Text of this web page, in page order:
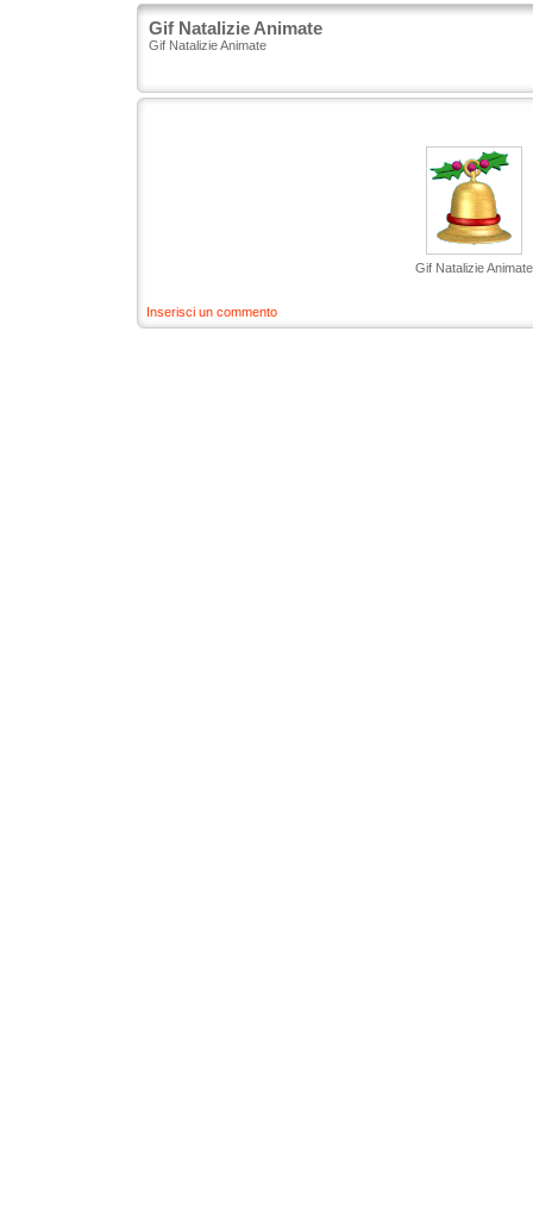
Gif Natalizie Animate
Gif Natalizie Animate
Gif Natalizie Animate
Inserisci un commento